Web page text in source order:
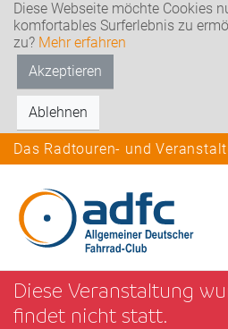
Diese Webseite möchte Cookies
komfortables Surferlebnis zu
zu? Mehr erfahren
Akzeptieren
Ablehnen
Das Radtouren- und
Diese Veranstaltung
findet nicht statt.